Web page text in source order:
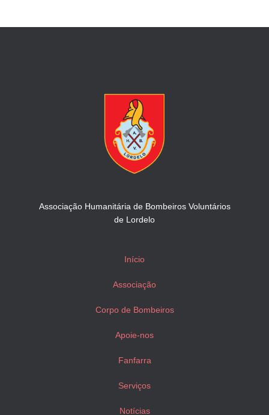
Associação Humanitária de Bombeiros Voluntários
de Lordelo
Início
Associação
Corpo de Bombeiros
Apoie-nos
Fanfarra
Serviços
Notícias